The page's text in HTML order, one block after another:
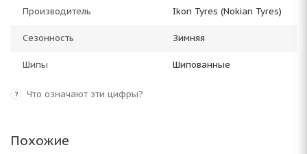
Производитель Ikon Tyres (Nokian Tyres)
Сезонность Зимняя
Шипы Шипованные
? Что означают эти цифры?
Похожие